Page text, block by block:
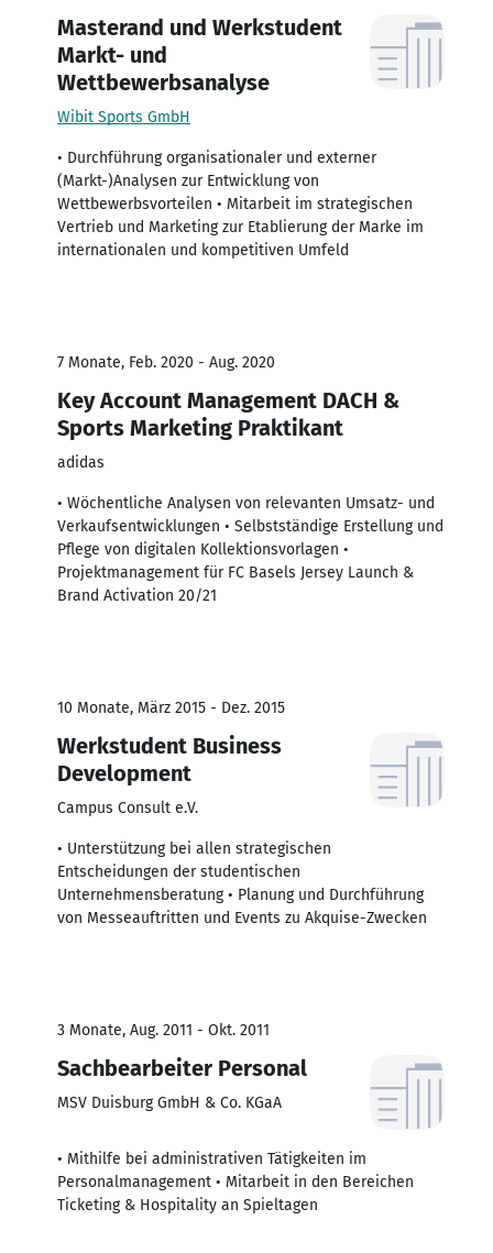
Masterand und Werkstudent
Markt- und
Wettbewerbsanalyse
Wibit Sports GmbH
• Durchführung organisationaler und externer
(Markt-)Analysen zur Entwicklung von
Wettbewerbsvorteilen • Mitarbeit im strategischen
Vertrieb und Marketing zur Etablierung der Marke im
internationalen und kompetitiven Umfeld
7 Monate, Feb. 2020 - Aug. 2020
Key Account Management DACH &
Sports Marketing Praktikant
adidas
• Wöchentliche Analysen von relevanten Umsatz- und
Verkaufsentwicklungen • Selbstständige Erstellung und
Pflege von digitalen Kollektionsvorlagen •
Projektmanagement für FC Basels Jersey Launch &
Brand Activation 20/21
10 Monate, März 2015 - Dez. 2015
Werkstudent Business
Development
Campus Consult e.V.
• Unterstützung bei allen strategischen
Entscheidungen der studentischen
Unternehmensberatung • Planung und Durchführung
von Messeauftritten und Events zu Akquise-Zwecken
3 Monate, Aug. 2011 - Okt. 2011
Sachbearbeiter Personal
MSV Duisburg GmbH & Co. KGaA
• Mithilfe bei administrativen Tätigkeiten im
Personalmanagement • Mitarbeit in den Bereichen
Ticketing & Hospitality an Spieltagen